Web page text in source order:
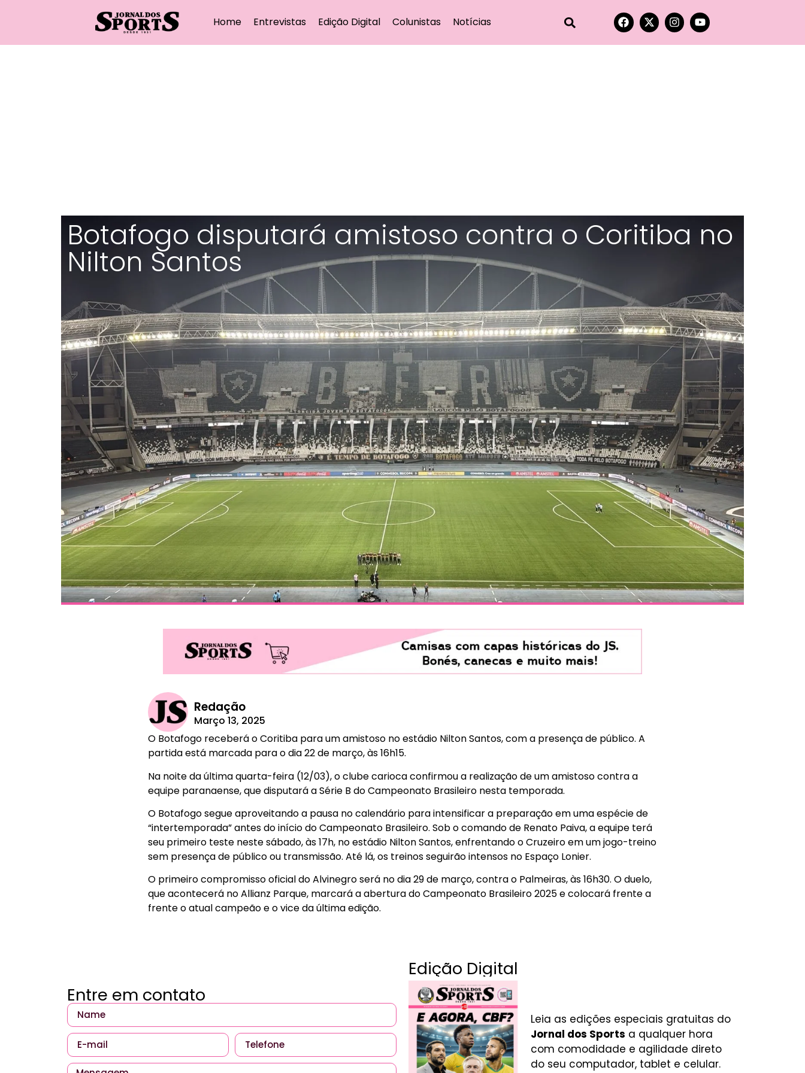
Home Entrevistas Edição Digital Colunistas Notícias
Botafogo disputará amistoso contra o Coritiba no
Nilton Santos
Redação
Março 13, 2025
O Botafogo receberá o Coritiba para um amistoso no estádio Nilton Santos, com a presença de público. A
partida está marcada para o dia 22 de março, às 16h15.
Na noite da última quarta-feira (12/03), o clube carioca confirmou a realização de um amistoso contra a
equipe paranaense, que disputará a Série B do Campeonato Brasileiro nesta temporada.
O Botafogo segue aproveitando a pausa no calendário para intensificar a preparação em uma espécie de
“intertemporada” antes do início do Campeonato Brasileiro. Sob o comando de Renato Paiva, a equipe terá
seu primeiro teste neste sábado, às 17h, no estádio Nilton Santos, enfrentando o Cruzeiro em um jogo-treino
sem presença de público ou transmissão. Até lá, os treinos seguirão intensos no Espaço Lonier.
O primeiro compromisso oficial do Alvinegro será no dia 29 de março, contra o Palmeiras, às 16h30. O duelo,
que acontecerá no Allianz Parque, marcará a abertura do Campeonato Brasileiro 2025 e colocará frente a
frente o atual campeão e o vice da última edição.
Entre em contato
Edição Digital
Leia as edições especiais gratuitas do
Jornal dos Sports a qualquer hora
com comodidade e agilidade direto
do seu computador, tablet e celular.